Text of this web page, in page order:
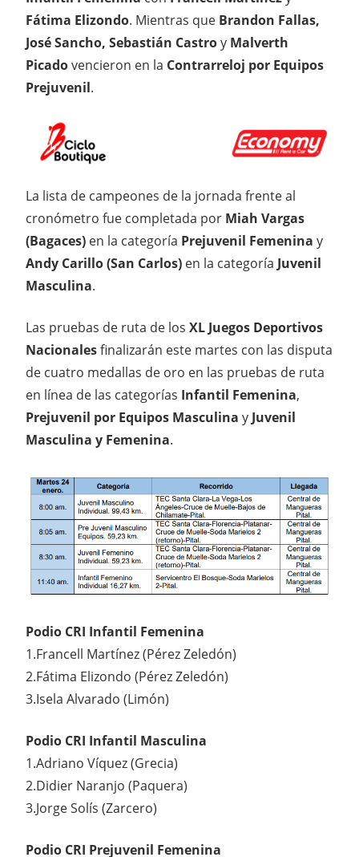
Fátima Elizondo. Mientras que Brandon Fallas,
José Sancho, Sebastián Castroy Malverth
Picadovencieron en la Contrarreloj por Equipos
Prejuvenil.
La lista de campeones de la jornada frente al
cronómetro fue completada por Miah Vargas
(Bagaces) en la categoría Prejuvenil Femenina y
Andy Carillo (San Carlos) en la categoría Juvenil
Masculina.
Las pruebas de ruta de los XL Juegos Deportivos
Nacionalesfinalizarán este martes con las disputa
de cuatro medallas de oro en las pruebas de ruta
en línea de las categorías Infantil Femenina,
Prejuvenil por Equipos Masculina y Juvenil
Masculina y Femenina.
Podio CRI Infantil Femenina
1.Francell Martínez (Pérez Zeledón)
2.Fátima Elizondo (Pérez Zeledón)
3.Isela Alvarado (Limón)
Podio CRI Infantil Masculina
1.Adriano Víquez (Grecia)
2.Didier Naranjo (Paquera)
3.Jorge Solís (Zarcero)
Podio CRI Prejuvenil Femenina